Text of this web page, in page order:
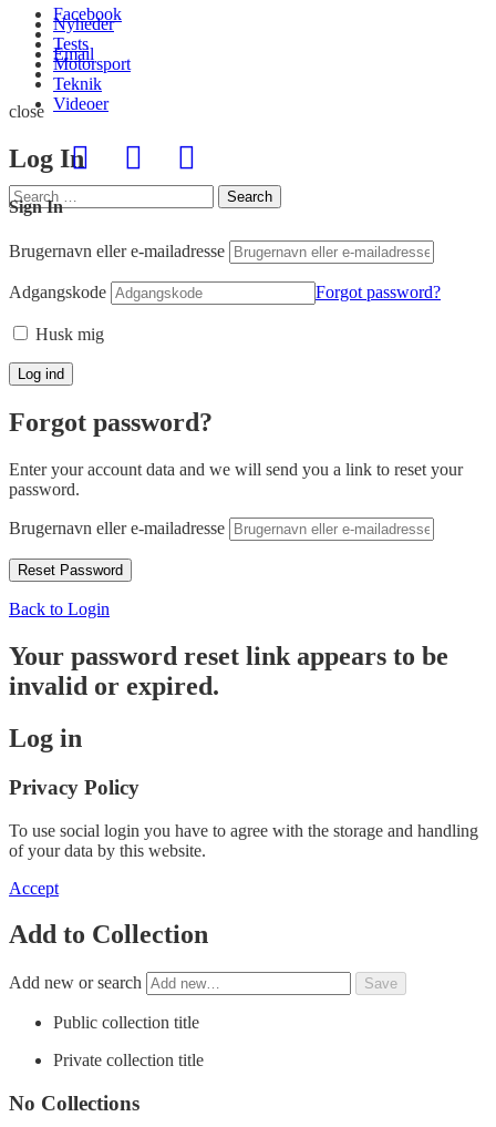
Nyheder
Tests
Motorsport
Teknik
Videoer
Search
for:
Search
Facebook
Email
close
Log In
Sign In
Brugernavn eller e-mailadresse
Adgangskode Forgot password?
Husk mig
Forgot password?
Enter your account data and we will send you a link to reset your
password.
Brugernavn eller e-mailadresse
Back to Login
Your password reset link appears to be
invalid or expired.
Log in
Privacy Policy
To use social login you have to agree with the storage and handling
of your data by this website.
Accept
Add to Collection
Add new or search
Public collection title
Private collection title
No Collections